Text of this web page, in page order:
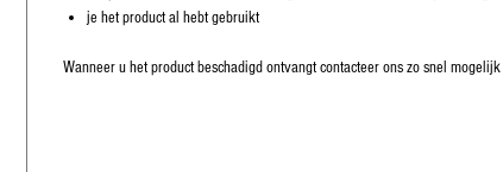
je het product al hebt gebruikt
Wanneer u het product beschadigd ontvangt contacteer ons zo snel mogelijk